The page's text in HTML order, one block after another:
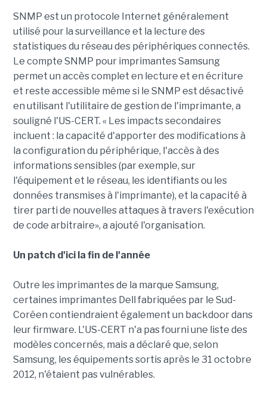
SNMP est un protocole Internet généralement
utilisé pour la surveillance et la lecture des
statistiques du réseau des périphériques connectés.
Le compte SNMP pour imprimantes Samsung
permet un accès complet en lecture et en écriture
et reste accessible même si le SNMP est désactivé
en utilisant l'utilitaire de gestion de l'imprimante, a
souligné l'US-CERT. « Les impacts secondaires
incluent : la capacité d'apporter des modifications à
la configuration du périphérique, l'accès à des
informations sensibles (par exemple, sur
l'équipement et le réseau, les identifiants ou les
données transmises à l'imprimante), et la capacité à
tirer parti de nouvelles attaques à travers l'exécution
de code arbitraire», a ajouté l'organisation.
Un patch d'ici la fin de l'année
Outre les imprimantes de la marque Samsung,
certaines imprimantes Dell fabriquées par le Sud-
Coréen contiendraient également un backdoor dans
leur firmware. L'US-CERT n'a pas fourni une liste des
modèles concernés, mais a déclaré que, selon
Samsung, les équipements sortis après le 31 octobre
2012, n'étaient pas vulnérables.